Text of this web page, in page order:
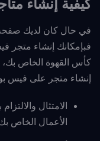
كيفية إنشاء
في حال كان لديك
فبإمكانك إنشاء متجر
كأس القهوة الخاص بك،
إنشاء متجر على فيس
الامتثال
الأعمال الخاص